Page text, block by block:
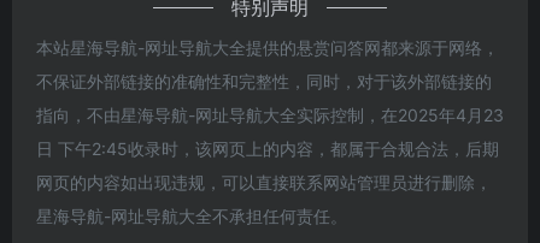
特别声明
本站星海导航-网址导航大全提供的悬赏问答网都来源于网络，
不保证外部链接的准确性和完整性，同时，对于该外部链接的
指向，不由星海导航-网址导航大全实际控制，在2025年4月23
日 下午2:45收录时，该网页上的内容，都属于合规合法，后期
网页的内容如出现违规，可以直接联系网站管理员进行删除，
星海导航-网址导航大全不承担任何责任。